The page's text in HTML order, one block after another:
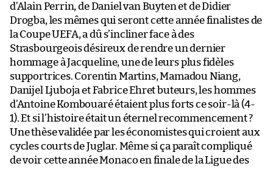
d’Alain Perrin, de Daniel van Buyten et de Didier
Drogba, les mêmes qui seront cette année finalistes de
la Coupe UEFA, a dû s’incliner face à des
Strasbourgeois désireux de rendre un dernier
hommage à Jacqueline, une de leurs plus fidèles
supportrices. Corentin Martins, Mamadou Niang,
Danijel Ljuboja et Fabrice Ehret buteurs, les hommes
d’Antoine Kombouaré étaient plus forts ce soir-là (4-
1). Et si l’histoire était un éternel recommencement ?
Une thèse validée par les économistes qui croient aux
cycles courts de Juglar. Même si ça paraît compliqué
de voir cette année Monaco en finale de la Ligue des